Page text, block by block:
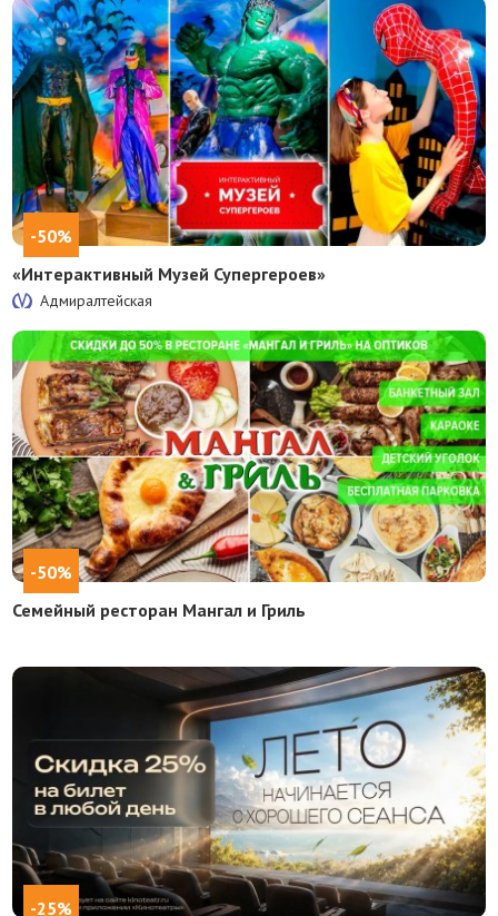
-50%
«Интерактивный Музей Супергероев»
Адмиралтейская
-50%
Семейный ресторан Мангал и Гриль
-25%